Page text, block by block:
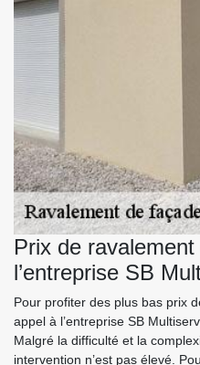
Prix de
l’entreprise SB
Pour profiter des plus bas prix
appel à l’entreprise SB
Malgré la difficulté et la
intervention n’est pas élevé.